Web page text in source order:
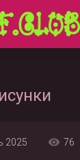
2025 76